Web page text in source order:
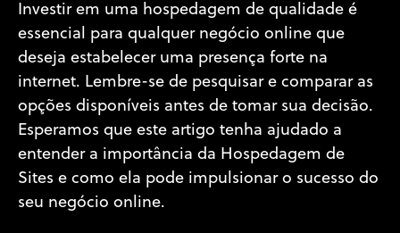
Investir em uma hospedagem de qualidade é
essencial para qualquer negócio online que
deseja estabelecer uma presença forte na
internet. Lembre-se de pesquisar e comparar as
opções disponíveis antes de tomar sua decisão.
Esperamos que este artigo tenha ajudado a
entender a importância da Hospedagem de
Sites e como ela pode impulsionar o sucesso do
seu negócio online.